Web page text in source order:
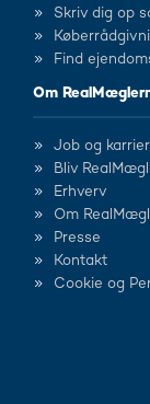
Skriv dig op
Find
Om
Job og
Bliv
Erhverv
Om
Presse
Kontakt
Cookie og